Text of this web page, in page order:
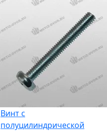
Винт с
полуцилиндрической